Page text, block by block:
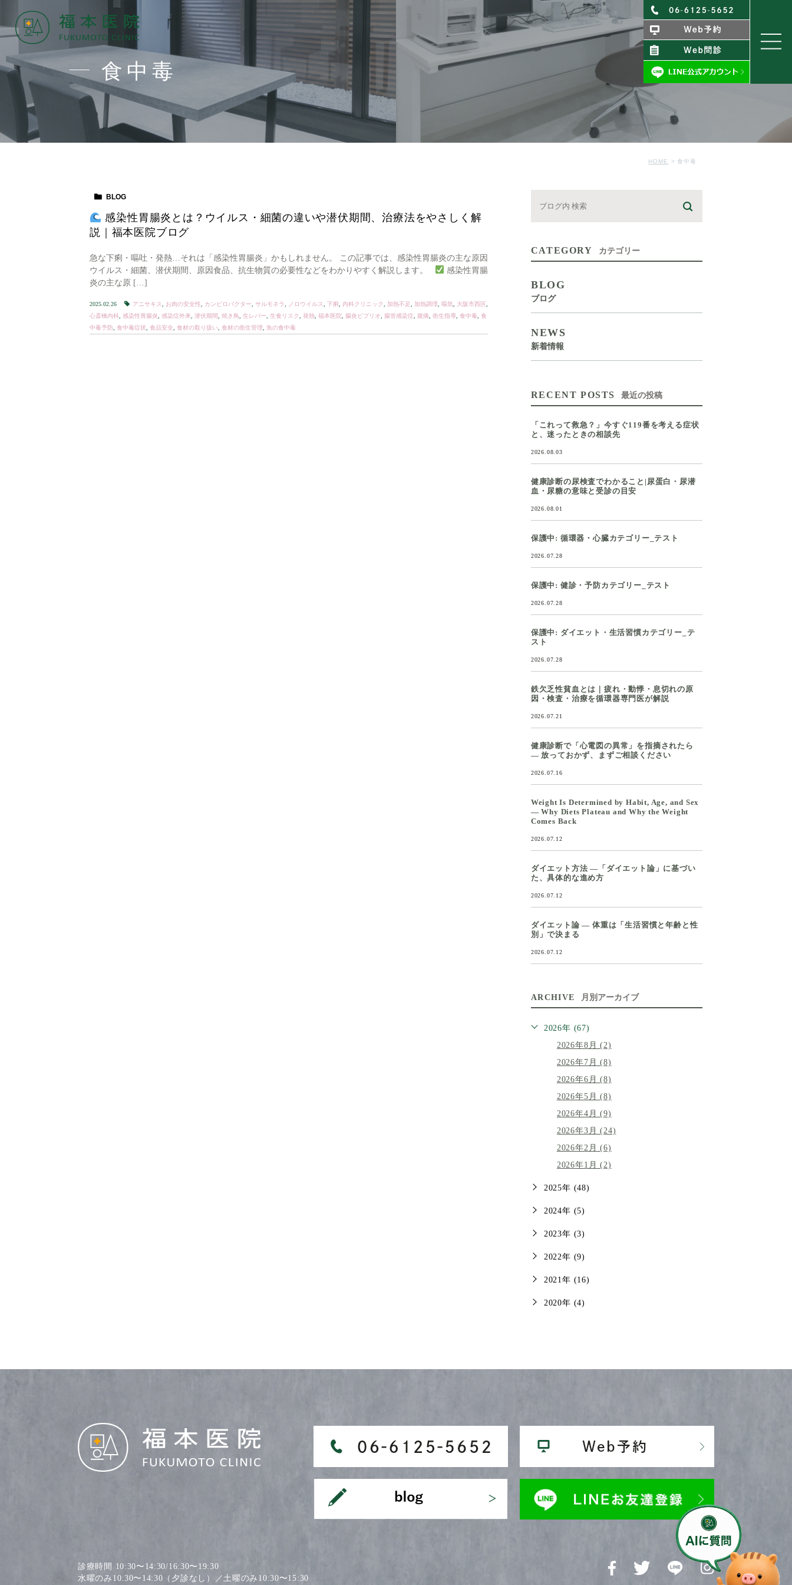
食中毒
HOME 食中毒
BLOG
感染性胃腸炎とは？ウイルス・細菌の違いや潜伏期間、治療法をやさしく解
説｜福本医院ブログ
急な下痢・嘔吐・発熱…それは「感染性胃腸炎」かもしれません。 この記事では、感染性胃腸炎の主な原因
ウイルス・細菌、潜伏期間、原因食品、抗生物質の必要性などをわかりやすく解説します。
感染性胃腸
炎の主な原 […]
2025.02.26 アニサキス お肉の安全性 カンピロバクター サルモネラ ノロウイルス 下痢 内科クリニック 加熱不足 加熱調理 嘔気 大阪市西区
心斎橋内科 感染性胃腸炎 感染症外来 潜伏期間 焼き鳥 生レバー 生食リスク 発熱 福本医院 腸炎ビブリオ 腸管感染症 腹痛 衛生指導 食中毒
食
中毒予防 食中毒症状 食品安全 食材の取り扱い 食材の衛生管理 魚の食中毒
CATEGORY カテゴリー
BLOG
ブログ
NEWS
新着情報
RECENT POSTS 最近の投稿
「これって救急？」今すぐ119番を考える症状
と、迷ったときの相談先
2026.08.03
健康診断の尿検査でわかること|尿蛋白・尿潜
血・尿糖の意味と受診の目安
2026.08.01
保護中: 循環器・心臓カテゴリー_テスト
2026.07.28
保護中: 健診・予防カテゴリー_テスト
2026.07.28
保護中: ダイエット・生活習慣カテゴリー_テ
スト
2026.07.28
鉄欠乏性貧血とは｜疲れ・動悸・息切れの原
因・検査・治療を循環器専門医が解説
2026.07.21
健康診断で「心電図の異常」を指摘されたら
― 放っておかず、まずご相談ください
2026.07.16
Weight Is Determined by Habit, Age, and Sex
— Why Diets Plateau and Why the Weight
Comes Back
2026.07.12
ダイエット方法 ―「ダイエット論」に基づい
た、具体的な進め方
2026.07.12
ダイエット論 ― 体重は「生活習慣と年齢と性
別」で決まる
2026.07.12
ARCHIVE 月別アーカイブ
2026年 (67)
2026年8月 (2)
2026年7月 (8)
2026年6月 (8)
2026年5月 (8)
2026年4月 (9)
2026年3月 (24)
2026年2月 (6)
2026年1月 (2)
2025年 (48)
2024年 (5)
2023年 (3)
2022年 (9)
2021年 (16)
2020年 (4)
診療時間 10:30〜14:30/16:30〜19:30
水曜のみ10:30〜14:30（夕診なし）／土曜のみ10:30〜15:30